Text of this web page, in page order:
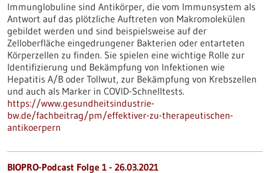
Immunglobuline sind Antikörper, die vom Immunsystem als
Antwort auf das plötzliche Auftreten von Makromolekülen
gebildet werden und sind beispielsweise auf der
Zelloberfläche eingedrungener Bakterien oder entarteten
Körperzellen zu finden. Sie spielen eine wichtige Rolle zur
Identifizierung und Bekämpfung von Infektionen wie
Hepatitis A/B oder Tollwut, zur Bekämpfung von Krebszellen
und auch als Marker in COVID-Schnelltests.
https://www.gesundheitsindustrie-
bw.de/fachbeitrag/pm/effektiver-zu-therapeutischen-
antikoerpern
BIOPRO-Podcast Folge 1 - 26.03.2021